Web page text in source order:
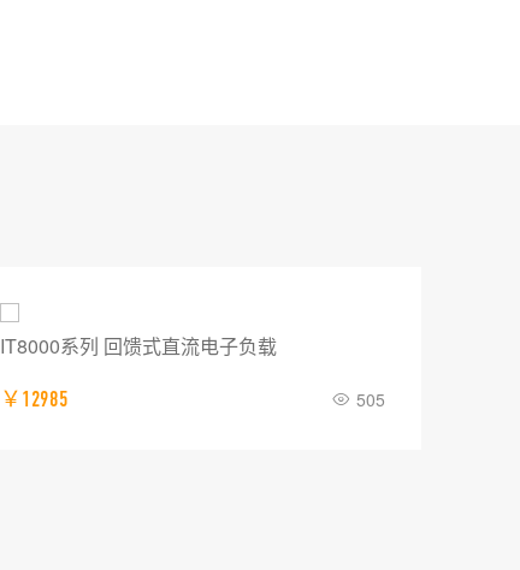
IT8000系列 回馈式直流电子负载
￥12985 505